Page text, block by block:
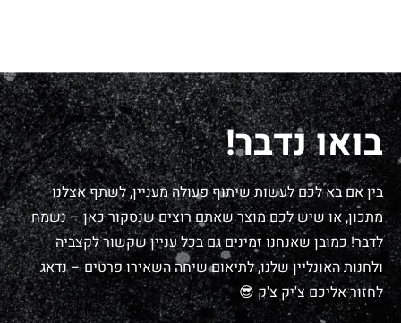
בואו נדבר!
בין אם בא לכם לעשות שיתוף פעולה מעניין, לשתף אצלנו
מתכון, או שיש לכם מוצר שאתם רוצים שנסקור כאן – נשמח
לדבר! כמובן שאנחנו זמינים גם בכל עניין שקשור לקצביה
ולחנות האונליין שלנו, לתיאום שיחה השאירו פרטים – נדאג
לחזור אליכם צ'יק צ'ק 😎